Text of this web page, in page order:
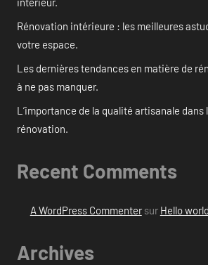
Rénovation intérieure : les meilleures
votre espace.
Les dernières tendances en matière de
à ne pas manquer.
L’importance de la qualité artisanale dans
rénovation.
Recent Comments
A WordPress Commentersur Hello
Archives